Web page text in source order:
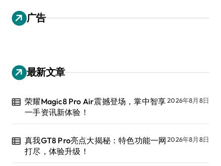
广告
最新文章
荣耀Magic8 Pro Air震撼登场，掌中智享
一手资讯新体验！
2026年8月8日
真我GT8 Pro亮点大揭秘：特色功能一网
打尽，体验升级！
2026年8月8日